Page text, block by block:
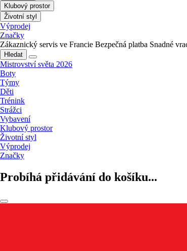
Klubový prostor
Životní styl
Výprodej
Značky
Zákaznický servis ve Francie Bezpečná platba Snadné
Hledat
Mistrovství světa 2026
Boty
Týmy
Děti
Trénink
Strážci
Vybavení
Klubový prostor
Životní styl
Výprodej
Značky
Probíhá přidávání do košíku...